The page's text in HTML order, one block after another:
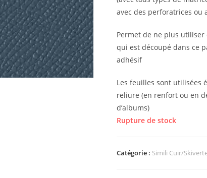
avec des perforatrices ou
Permet de ne plus
qui est découpé dans ce
adhésif
Les feuilles sont utilisées
reliure (en renfort ou en
d’albums)
Rupture de stock
Catégorie : Simili Cuir/